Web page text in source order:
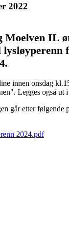
2022
Moelven IL
lysløyperenn
innen onsdag
Legges også ut
går etter følgende
2024.pdf